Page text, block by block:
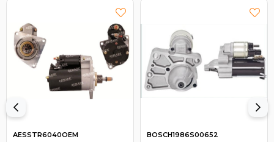
AESSTR6040OEM BOSCH1986S00652